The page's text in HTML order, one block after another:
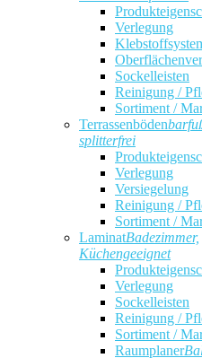
Verlegung
Sockelleisten
Reinigung /
Sortiment /
Terrassenböden
splitterfrei
Verlegung
Versiegelung
Reinigung /
Sortiment /
LaminatBadezimmer,
Küchengeeignet
Verlegung
Sockelleisten
Reinigung /
Sortiment /
Raumplaner